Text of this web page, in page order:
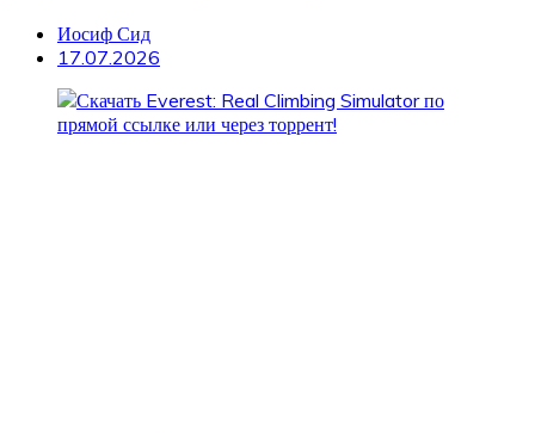
Иосиф Сид
17.07.2026